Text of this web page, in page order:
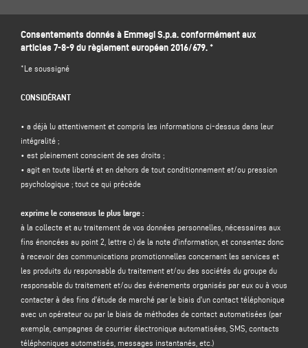
1. CONTRÔLEUR DES DONNÉES ET DÉLÉGUÉ À LA PROTECTION DES DONNÉES
Responsable du traitement : Emmegi S.p.a., en la personne de son
représentant légal pro tempore, dont le siège social est situé Via Archimede,
IVA 01978870366.
adresse électronique :
dpo.voilap@amicadpo.eu
2. DONNÉES À CARACTÈRE PERSONNEL TRAITÉES, FINALITÉ DU TRAITEMENT
ET BASE JURIDIQUE
Le contrôleur traitera vos données personnelles d'identification et de contact
province, état, adresse électronique, numéro de téléphone) directement
fournies par vous en remplissant le formulaire de collecte de données dans la
section "
CONTACTS"
sur le site Web du contrôleur (www.emmegi.com, le
"site").
Le contrôleur a l'intention de traiter vos données à caractère personnel dans
répondre à votre message ou à votre demande d'informations
soumis par
le biais de ce formulaire, par exemple pour obtenir des informations sur les
produits ou services offerts (y compris l'envoi d'invitations gratuites et de
Consentements donnés à Emmegi S.p.a. conformément aux
articles 7-8-9 du règlement européen 2016/679. *
*Le soussigné
CONSIDÉRANT
• a déjà lu attentivement et compris les informations ci-dessus dans leur
intégralité ;
• est pleinement conscient de ses droits ;
• agit en toute liberté et en dehors de tout conditionnement et/ou pression
psychologique ; tout ce qui précède
exprime le consensus le plus large :
à la collecte et au traitement de vos données personnelles, nécessaires aux
fins énoncées au point 2, lettre c) de la note d'information, et consentez donc
à recevoir des communications promotionnelles concernant les services et
les produits du responsable du traitement et/ou des sociétés du groupe du
responsable du traitement et/ou des événements organisés par eux ou à vous
contacter à des fins d'étude de marché par le biais d'un contact téléphonique
avec un opérateur ou par le biais de méthodes de contact automatisées (par
exemple, campagnes de courrier électronique automatisées, SMS, contacts
téléphoniques automatisés, messages instantanés, etc.)